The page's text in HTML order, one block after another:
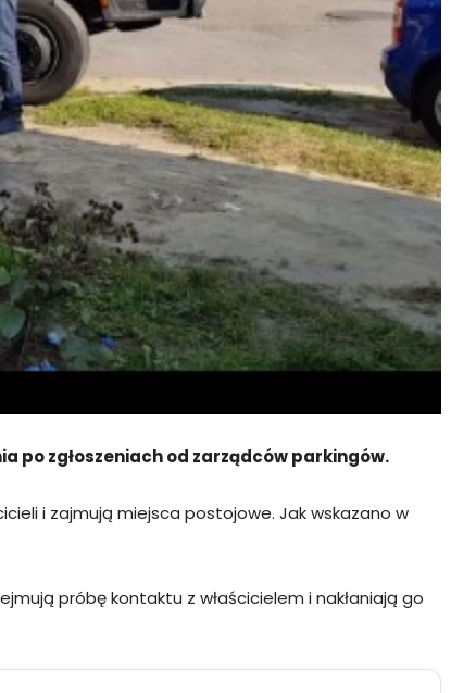
po zgłoszeniach od zarządców parkingów.
i zajmują miejsca postojowe. Jak wskazano w
próbę kontaktu z właścicielem i nakłaniają go